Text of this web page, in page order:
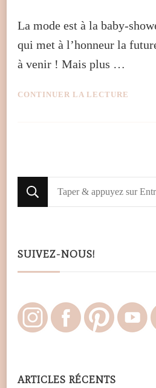
La mode est à la baby-
qui met à l’honneur la
à venir ! Mais plus …
CONTINUER LA LECTURE
Looking
for
SUIVEZ-NOUS!
ARTICLES RÉCENTS